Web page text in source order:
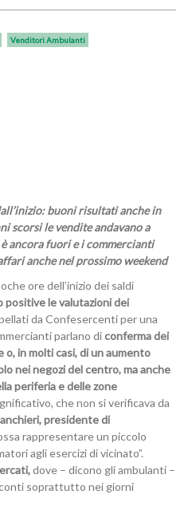
Venditori Ambulanti
buoni risultati anche in
scorsi le vendite andavano a
è ancora fuori e i commercianti
anche nel prossimo weekend
ore dell’inizio dei saldi
positive le valutazioni dei
da Confesercenti per una
parlano diconferma dei
in molti casi, di un aumento
nei negozi del centro, ma anche
periferia e delle zone
che non si verificava da
presidente di
rappresentare un piccolo
agli esercizi di vicinato”.
dove – dicono gli ambulanti –
soprattutto nei giorni